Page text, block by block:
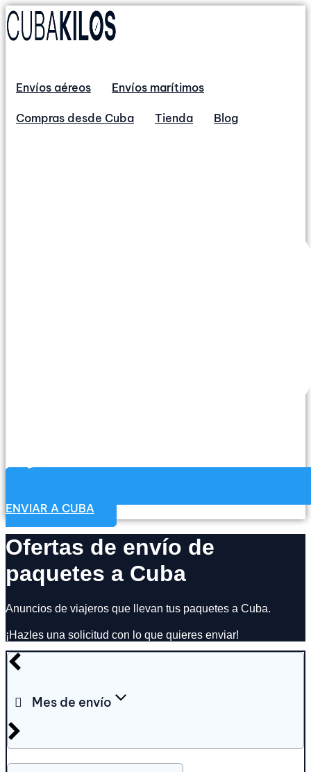
Envíos aéreos Envíos marítimos
Compras desde Cuba Tienda Blog
ENVIAR A CUBA
Ofertas de envío de
paquetes a Cuba
Anuncios de viajeros que llevan tus paquetes a Cuba.
¡Hazles una solicitud con lo que quieres enviar!
Mes de envío